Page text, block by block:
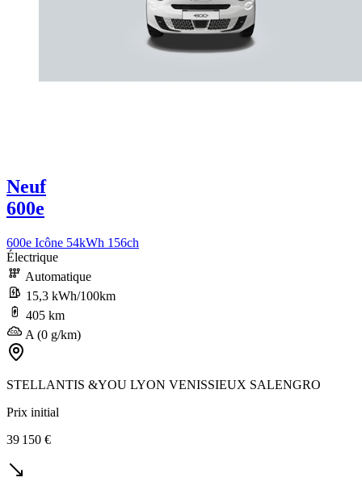
Neuf
600e
600e Icône 54kWh 156ch
Électrique
Automatique
15,3 kWh/100km
405 km
A (0 g/km)
STELLANTIS &YOU LYON VENISSIEUX SALENGRO
Prix initial
39 150 €